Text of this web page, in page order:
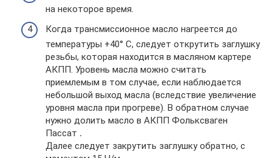
на некоторое время.
Когда трансмиссионное масло нагреется до
температуры +40° С, следует открутить заглушку
резьбы, которая находится в масляном картере
АКПП. Уровень масла можно считать
приемлемым в том случае, если наблюдается
небольшой выход масла (вследствие увеличение
уровня масла при прогреве). В обратном случае
нужно долить масло в АКПП Фольксваген
Пассат .
Далее следует закрутить заглушку обратно, с